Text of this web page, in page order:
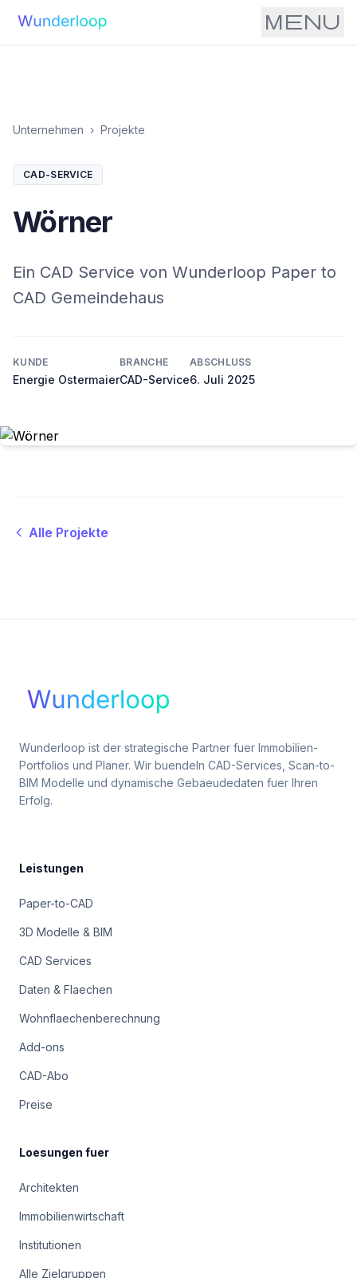
menu
Unternehmen › Projekte
CAD-SERVICE
Wörner
Ein CAD Service von Wunderloop Paper to
CAD Gemeindehaus
KUNDE
Energie Ostermaier
BRANCHE
CAD-Service
ABSCHLUSS
6. Juli 2025
Alle Projekte
Wunderloop ist der strategische Partner fuer Immobilien-
Portfolios und Planer. Wir buendeln CAD-Services, Scan-to-
BIM Modelle und dynamische Gebaeudedaten fuer Ihren
Erfolg.
Leistungen
Paper-to-CAD
3D Modelle & BIM
CAD Services
Daten & Flaechen
Wohnflaechenberechnung
Add-ons
CAD-Abo
Preise
Loesungen fuer
Architekten
Immobilienwirtschaft
Institutionen
Alle Zielgruppen